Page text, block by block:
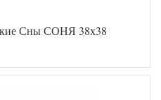
Сны СОНЯ 38х38